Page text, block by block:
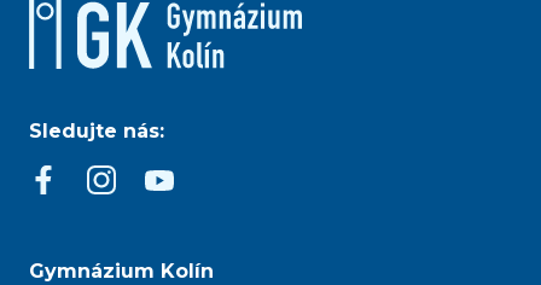
Sledujte nás:
Gymnázium Kolín